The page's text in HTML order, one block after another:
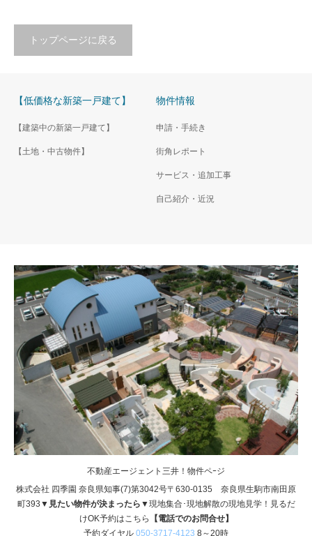
トップページに戻る
【低価格な新築一戸建て】
【建築中の新築一戸建て】
【土地・中古物件】
物件情報
申請・手続き
街角レポート
サービス・追加工事
自己紹介・近況
不動産エージェント三井！物件ペｰジ
株式会社 四季園 奈良県知事(7)第3042号〒630-0135 奈良県生駒市南田原
町393 ▼見たい物件が決まったら▼現地集合･現地解散の現地見学！見るだ
けOK予約はこちら
【電話でのお問合せ】
予約ダイヤル 050-3717-4123 8～20時